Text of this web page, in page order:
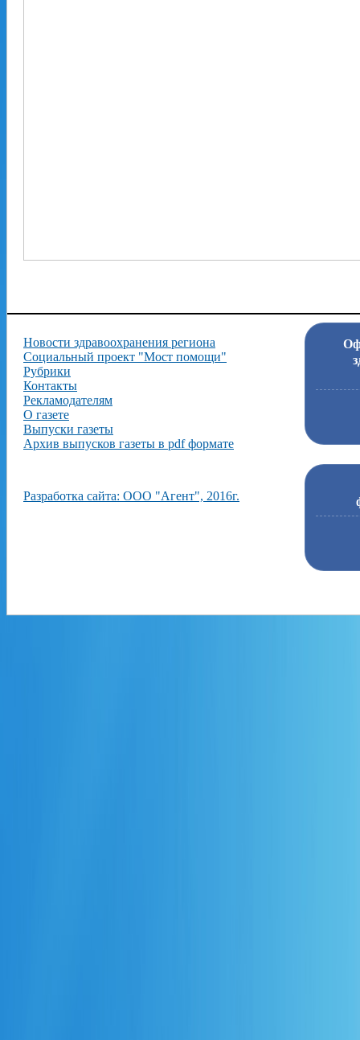
Новости здравоохранения региона
Социальный проект "Мост помощи"
Рубрики
Контакты
Рекламодателям
О газете
Выпуски газеты
Архив выпусков газеты в pdf формате
Разработка сайта: ООО "Агент", 2016г.